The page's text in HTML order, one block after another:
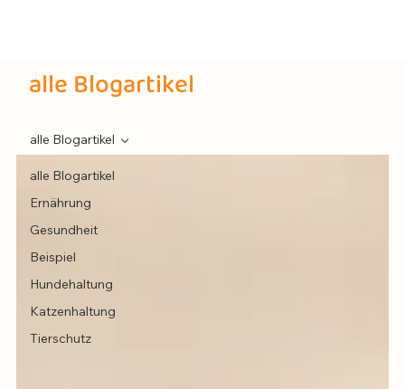
alle Blogartikel
alle Blogartikel
Ernährung
Gesundheit
Beispiel
Hundehaltung
Katzenhaltung
Tierschutz
alle Blogartikel